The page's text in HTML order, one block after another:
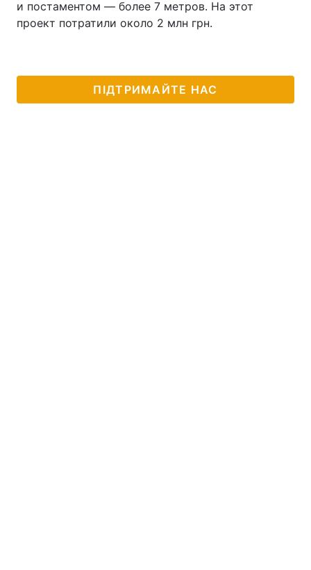
и постаментом — более 7 метров. На этот
проект потратили около 2 млн грн.
ПІДТРИМАЙТЕ НАС